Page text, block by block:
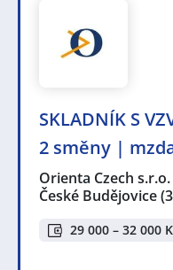
SKLADNÍK S
2 směny |
Orienta Czech s.r.o.
České Budějovice
29 000 – 32 000